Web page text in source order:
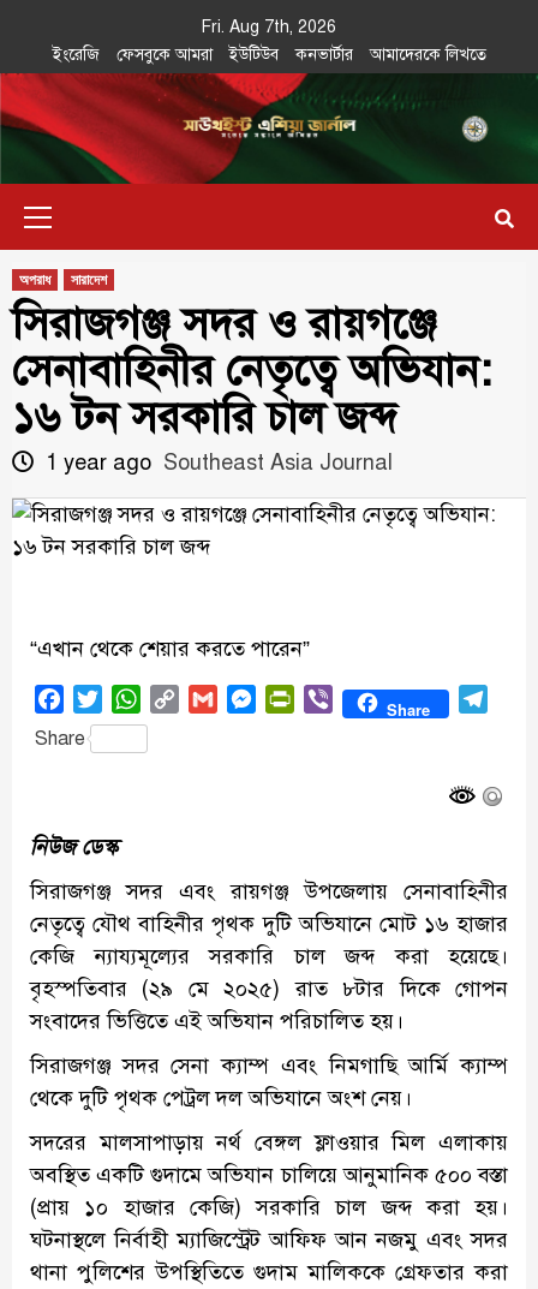
content
Fri. Aug 7th, 2026
ইংরেজি
ফেসবুকে আমরা ইউটিউব কনভার্টার আমাদেরকে লিখতে
Southeast
Asia Journal
IN SEARCH OF THE TRUTH
অপরাধ সারাদেশ
সিরাজগঞ্জ সদর ও রায়গঞ্জে
সেনাবাহিনীর নেতৃত্বে অভিযান:
১৬ টন সরকারি চাল জব্দ
1 year ago Southeast Asia Journal
“এখান থেকে শেয়ার করতে পারেন”
FacebookTwitterWhatsApp
Copy
Gmail MessengerPrintFriendly
Viber Share
Share
নিউজ ডেস্ক
সিরাজগঞ্জ সদর এবং রায়গঞ্জ উপজেলায় সেনাবাহিনীর
নেতৃত্বে যৌথ বাহিনীর পৃথক দুটি অভিযানে মোট ১৬ হাজার
কেজি ন্যায্যমূল্যের সরকারি চাল জব্দ করা হয়েছে।
বৃহস্পতিবার (২৯ মে ২০২৫) রাত ৮টার দিকে গোপন
সংবাদের ভিত্তিতে এই অভিযান পরিচালিত হয়।
সিরাজগঞ্জ সদর সেনা ক্যাম্প এবং নিমগাছি আর্মি ক্যাম্প
থেকে দুটি পৃথক পেট্রল দল অভিযানে অংশ নেয়।
সদরের মালসাপাড়ায় নর্থ বেঙ্গল ফ্লাওয়ার মিল এলাকায়
অবস্থিত একটি গুদামে অভিযান চালিয়ে আনুমানিক ৫০০ বস্তা
(প্রায় ১০ হাজার কেজি) সরকারি চাল জব্দ করা হয়।
ঘটনাস্থলে নির্বাহী ম্যাজিস্ট্রেট আফিফ আন নজমু এবং সদর
থানা পুলিশের উপস্থিতিতে গুদাম মালিককে গ্রেফতার করা